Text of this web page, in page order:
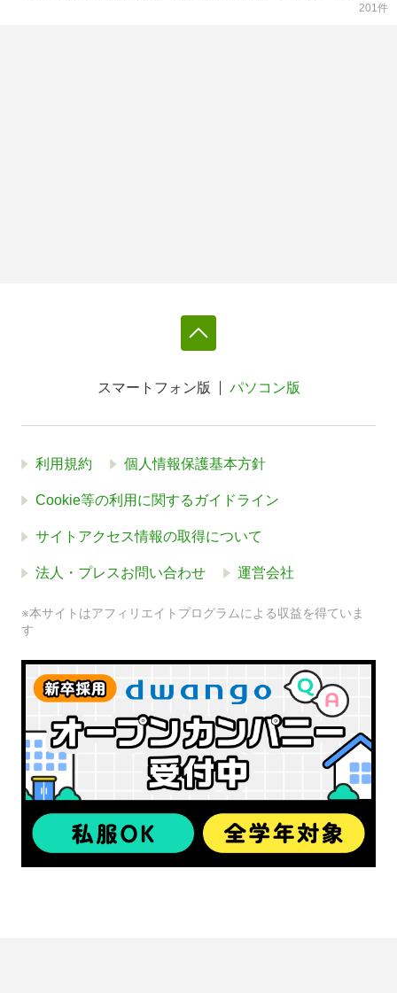
201件
スマートフォン版 パソコン版
利用規約 個人情報保護基本方針
Cookie等の利用に関するガイドライン
サイトアクセス情報の取得について
法人・プレスお問い合わせ 運営会社
※本サイトはアフィリエイトプログラムによる収益を得ていま
す